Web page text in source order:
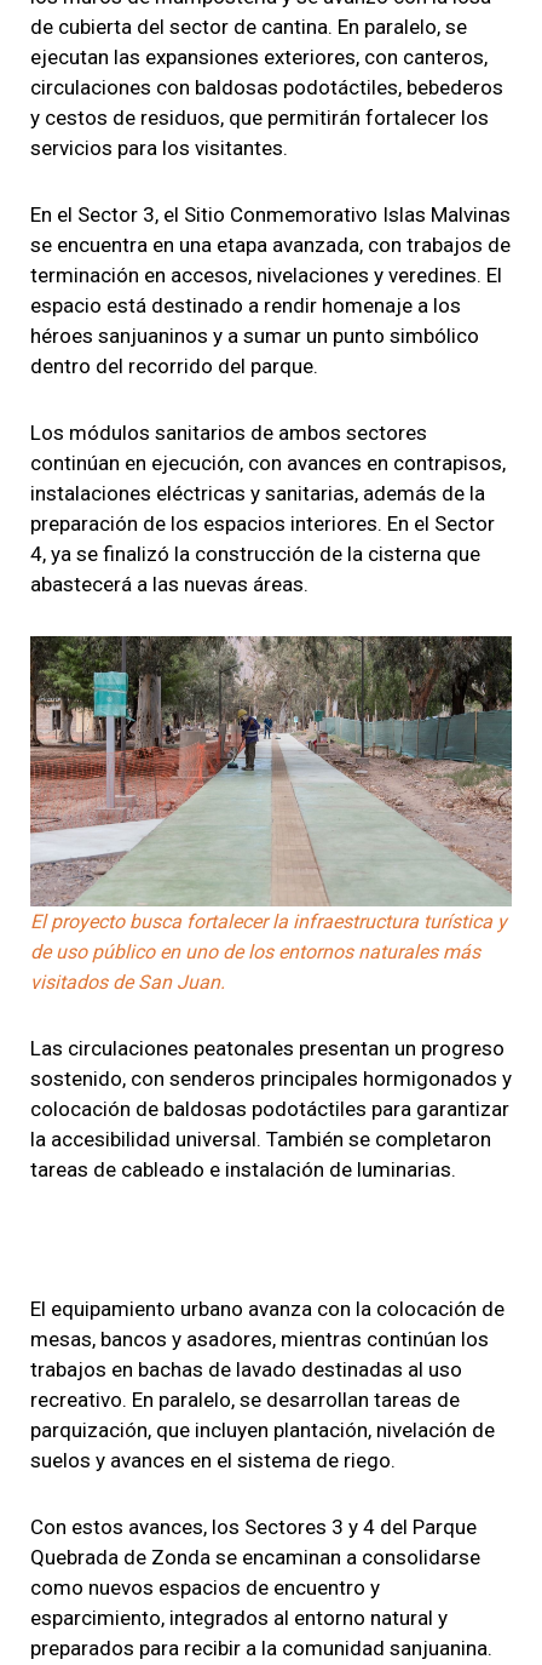
de cubierta del sector de cantina. En paralelo, se
ejecutan las expansiones exteriores, con canteros,
circulaciones con baldosas podotáctiles, bebederos
y cestos de residuos, que permitirán fortalecer los
servicios para los visitantes.
En el Sector 3, el Sitio Conmemorativo Islas Malvinas
se encuentra en una etapa avanzada, con trabajos de
terminación en accesos, nivelaciones y veredines. El
espacio está destinado a rendir homenaje a los
héroes sanjuaninos y a sumar un punto simbólico
dentro del recorrido del parque.
Los módulos sanitarios de ambos sectores
continúan en ejecución, con avances en contrapisos,
instalaciones eléctricas y sanitarias, además de la
preparación de los espacios interiores. En el Sector
4, ya se finalizó la construcción de la cisterna que
abastecerá a las nuevas áreas.
El proyecto busca fortalecer la infraestructura turística y
de uso público en uno de los entornos naturales más
visitados de San Juan.
Las circulaciones peatonales presentan un progreso
sostenido, con senderos principales hormigonados y
colocación de baldosas podotáctiles para garantizar
la accesibilidad universal. También se completaron
tareas de cableado e instalación de luminarias.
El equipamiento urbano avanza con la colocación de
mesas, bancos y asadores, mientras continúan los
trabajos en bachas de lavado destinadas al uso
recreativo. En paralelo, se desarrollan tareas de
parquización, que incluyen plantación, nivelación de
suelos y avances en el sistema de riego.
Con estos avances, los Sectores 3 y 4 del Parque
Quebrada de Zonda se encaminan a consolidarse
como nuevos espacios de encuentro y
esparcimiento, integrados al entorno natural y
preparados para recibir a la comunidad sanjuanina.